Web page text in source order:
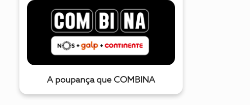
A poupança que COMBINA